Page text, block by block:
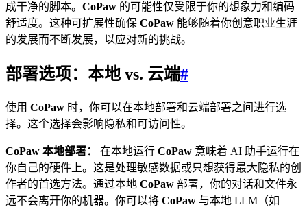
成干净的脚本。 CoPaw 的可能性仅受限于你的想象力和编码
舒适度。这种可扩展性确保 CoPaw 能够随着你创意职业生涯
的发展而不断发展，以应对新的挑战。
部署选项：本地 vs. 云端#
使用 CoPaw 时，你可以在本地部署和云端部署之间进行选
择。这个选择会影响隐私和可访问性。
CoPaw 本地部署： 在本地运行 CoPaw 意味着 AI 助手运行在
你自己的硬件上。这是处理敏感数据或只想获得最大隐私的创
作者的首选方法。通过本地 CoPaw 部署，你的对话和文件永
远不会离开你的机器。你可以将 CoPaw 与本地 LLM（如